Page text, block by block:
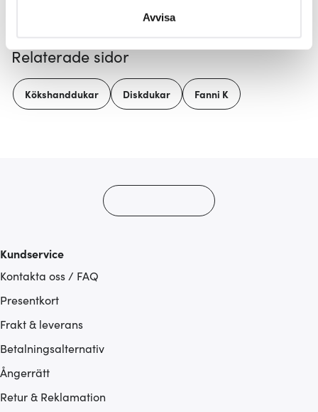
Du kan ändra eller dra tillbaka ditt samtycke när som
Vi använder cookies för att innehållet och annonserna
ska anpassas efter det som vi tror att du tycker om. Det
gör också att vi kan analysera vår trafik och göra
Avvisa
Relaterade sidor
Kökshanddukar Diskdukar Fanni K
Kundservice
Kontakta oss / FAQ
Presentkort
Frakt & leverans
Betalningsalternativ
Ångerrätt
Retur & Reklamation